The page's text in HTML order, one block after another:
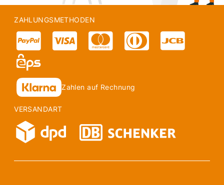
ZAHLUNGSMETHODEN
Zahlen auf Rechnung
VERSANDART